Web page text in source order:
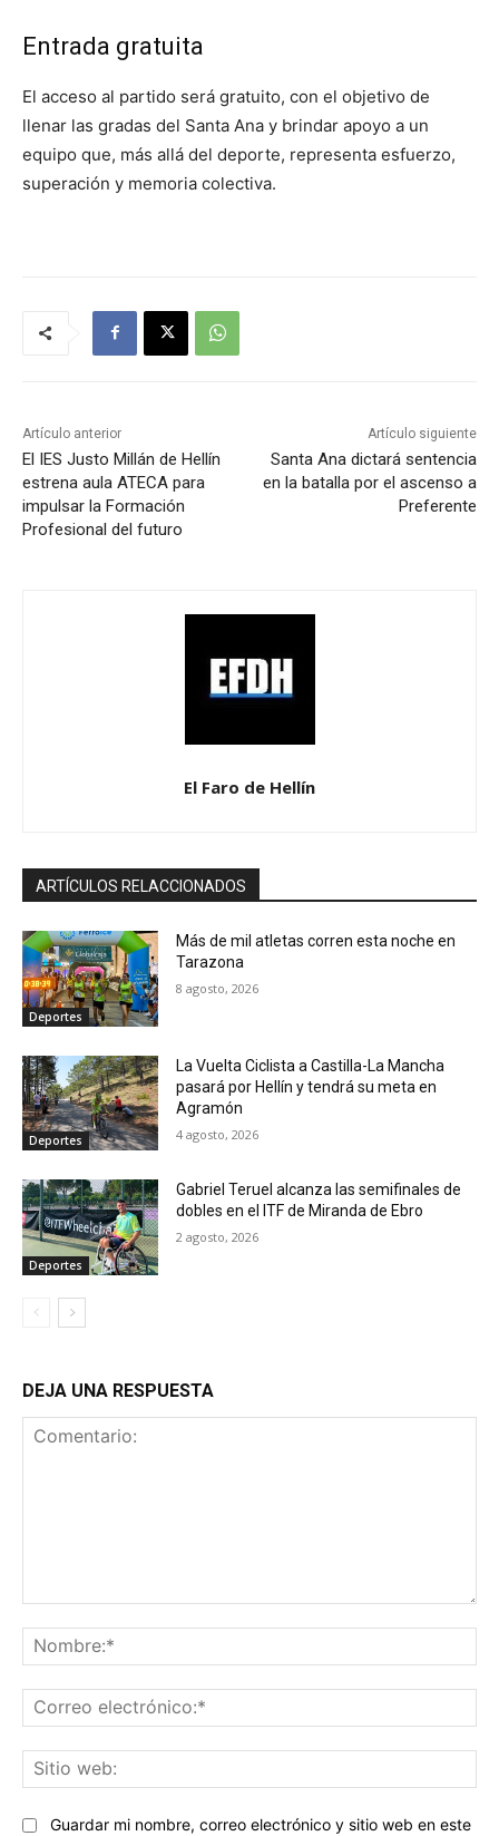
Entrada gratuita
El acceso al partido será gratuito, con el objetivo de
llenar las gradas del Santa Ana y brindar apoyo a un
equipo que, más allá del deporte, representa esfuerzo,
superación y memoria colectiva.
Artículo anterior
El IES Justo Millán de Hellín
estrena aula ATECA para
impulsar la Formación
Profesional del futuro
Artículo siguiente
Santa Ana dictará sentencia
en la batalla por el ascenso a
Preferente
El Faro de Hellín
ARTÍCULOS RELACCIONADOS
Deportes
Más de mil atletas corren esta noche en
Tarazona
8 agosto, 2026
Deportes
La Vuelta Ciclista a Castilla-La Mancha
pasará por Hellín y tendrá su meta en
Agramón
4 agosto, 2026
Deportes
Gabriel Teruel alcanza las semifinales de
dobles en el ITF de Miranda de Ebro
2 agosto, 2026
DEJA UNA RESPUESTA
Guardar mi nombre, correo electrónico y sitio web en este